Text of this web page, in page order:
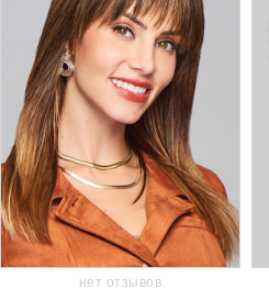
нет отзывов